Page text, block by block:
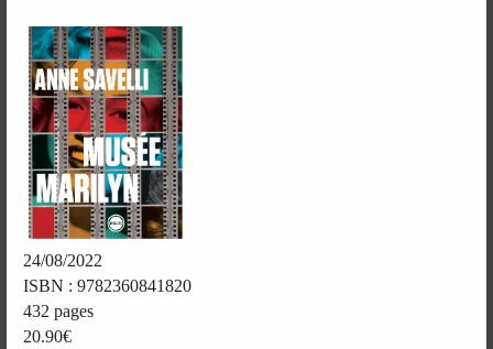
24/08/2022
ISBN : 9782360841820
432 pages
20.90€